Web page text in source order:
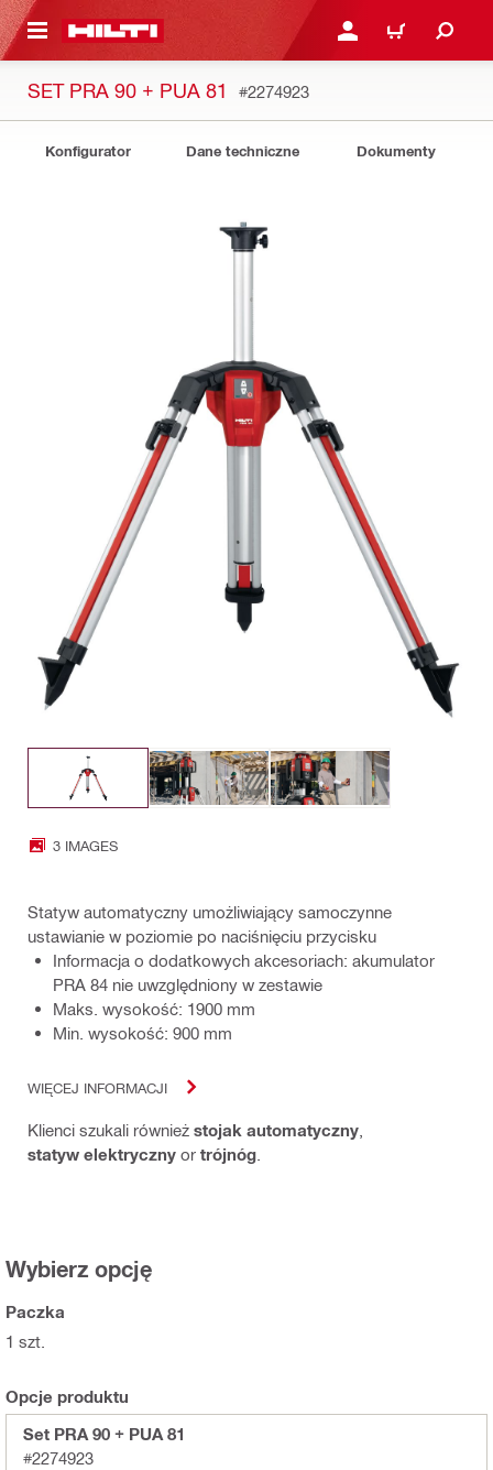
GŁÓWNEJ ZALOGUJ SIĘ LUB
KOSZYK
SET PRA 90 + PUA 81 #2274923
Konfigurator Dane techniczne Dokumenty
3 IMAGES
Statyw automatyczny umożliwiający samoczynne
ustawianie w poziomie po naciśnięciu przycisku
Informacja o dodatkowych akcesoriach: akumulator
PRA 84 nie uwzględniony w zestawie
Maks. wysokość: 1900 mm
Min. wysokość: 900 mm
WIĘCEJ INFORMACJI
Klienci szukali również stojak automatyczny
statyw elektryczny or trójnóg
Wybierz opcję
Paczka
1 szt.
Opcje produktu
Set PRA 90 + PUA 81
#2274923